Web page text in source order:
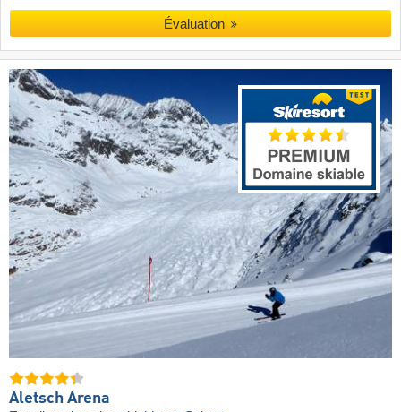
Évaluation
Aletsch Arena